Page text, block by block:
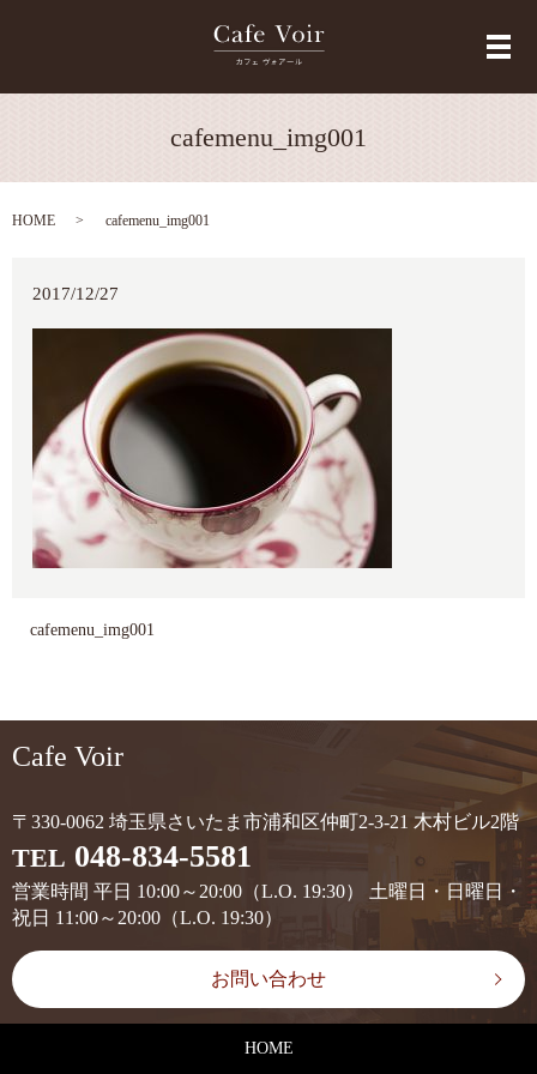
メ
cafemenu_img001
HOME cafemenu_img001
2017/12/27
cafemenu_img001
Cafe Voir
〒330-0062 埼玉県さいたま市浦和区仲町2-3-21 木村ビル2階
TEL 048-834-5581
営業時間 平日 10:00～20:00（L.O. 19:30） 土曜日・日曜日・
祝日 11:00～20:00（L.O. 19:30）
お問い合わせ
HOME